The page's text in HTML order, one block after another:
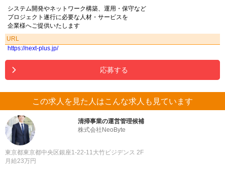
システム開発やネットワーク構築、運用・保守など
プロジェクト遂行に必要な人材・サービスを
企業様へご提供いたします
URL
https://next-plus.jp/
応募する
この求人を見た人はこんな求人も見ています
清掃事業の運営管理候補
株式会社NeoByte
東京都東京都中央区銀座1-22-11大竹ビジデンス 2F
月給23万円